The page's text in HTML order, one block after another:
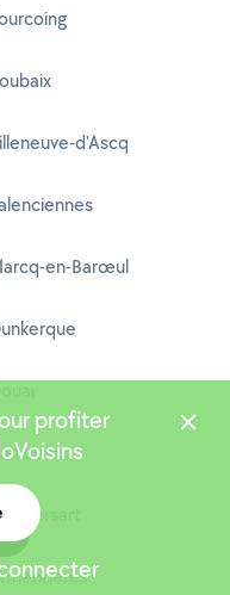
d'Ascq
en-Barœul
profiter